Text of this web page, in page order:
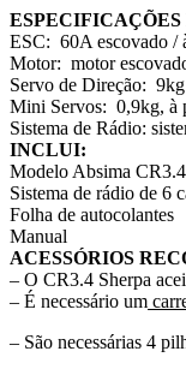
ESC: 60A escovado /
Motor: motor
Servo de Direção:
Mini Servos: 0,9kg, à
Sistema de Rádio:
INCLUI:
Modelo Absima
Sistema de rádio de 6
Folha de autocolantes
Manual
ACESSÓRIOS
– O CR3.4 Sherpa
– É necessário um
– São necessárias 4